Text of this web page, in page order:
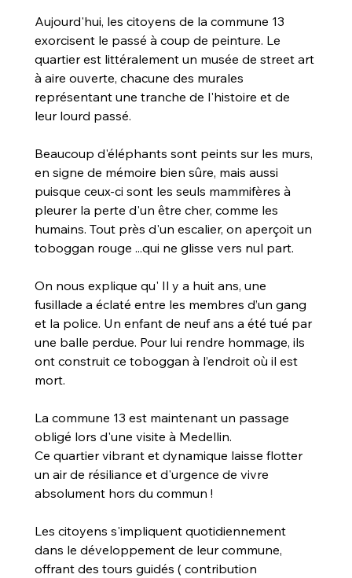
Aujourd'hui, les citoyens de la commune 13
exorcisent le passé à coup de peinture. Le
quartier est littéralement un musée de street art
à aire ouverte, chacune des murales
représentant une tranche de l'histoire et de
leur lourd passé.
Beaucoup d'éléphants sont peints sur les murs,
en signe de mémoire bien sûre, mais aussi
puisque ceux-ci sont les seuls mammifères à
pleurer la perte d'un être cher, comme les
humains. Tout près d'un escalier, on aperçoit un
toboggan rouge ...qui ne glisse vers nul part.
On nous explique qu' Il y a huit ans, une
fusillade a éclaté entre les membres d’un gang
et la police. Un enfant de neuf ans a été tué par
une balle perdue. Pour lui rendre hommage, ils
ont construit ce toboggan à l’endroit où il est
mort.
La commune 13 est maintenant un passage
obligé lors d'une visite à Medellin.
Ce quartier vibrant et dynamique laisse flotter
un air de résiliance et d'urgence de vivre
absolument hors du commun !
Les citoyens s'impliquent quotidiennement
dans le développement de leur commune,
offrant des tours guidés ( contribution